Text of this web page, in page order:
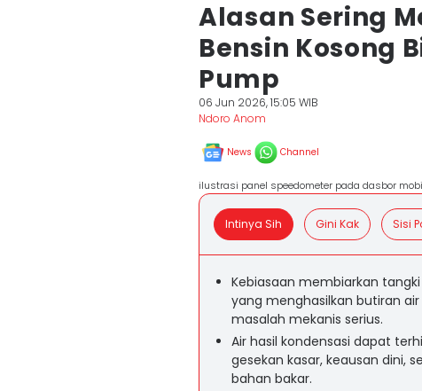
Alasan Sering
Bensin Kosong
Pump
06 Jun 2026, 15:05 WIB
Ndoro Anom
News Channel
ilustrasi panel speedometer pada dasbor
Intinya Sih Gini Kak Sisi
Kebiasaan membiarkan
yang menghasilkan butiran
masalah mekanis serius.
Air hasil kondensasi dapat
gesekan kasar, keausan dini,
bahan bakar.